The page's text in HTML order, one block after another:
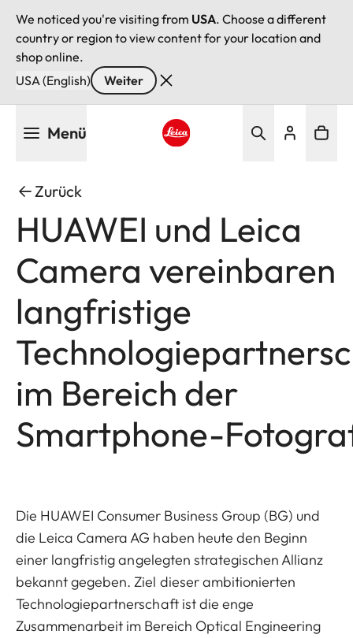
We noticed you're visiting from USA. Choose a different
country or region to view content for your location and
shop online.
USA (English)
Weiter
Menü
Zurück
HUAWEI und Leica
Camera vereinbaren
langfristige
im Bereich der
Smartphone-
Die HUAWEI Consumer Business Group (BG) und
die Leica Camera AG haben heute den Beginn
einer langfristig angelegten strategischen Allianz
bekannt gegeben. Ziel dieser ambitionierten
Technologiepartnerschaft ist die enge
Zusammenarbeit im Bereich Optical Engineering